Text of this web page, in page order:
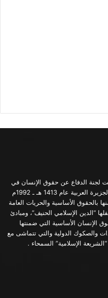
لجنة الدفاع عن حقوق الإنسان في
شبه الجزيرة العربية عام 1413 هـ ـ 1992م
بالحقوق الأساسية والحريات العامة
“الدين الإسلامي الحنيف”، ومبادئ
الإنسان الأساسية التي ضمنتها
والصكوك الدولية والتي تتماشى مع
“الشريعة الإسلامية” السمحاء .